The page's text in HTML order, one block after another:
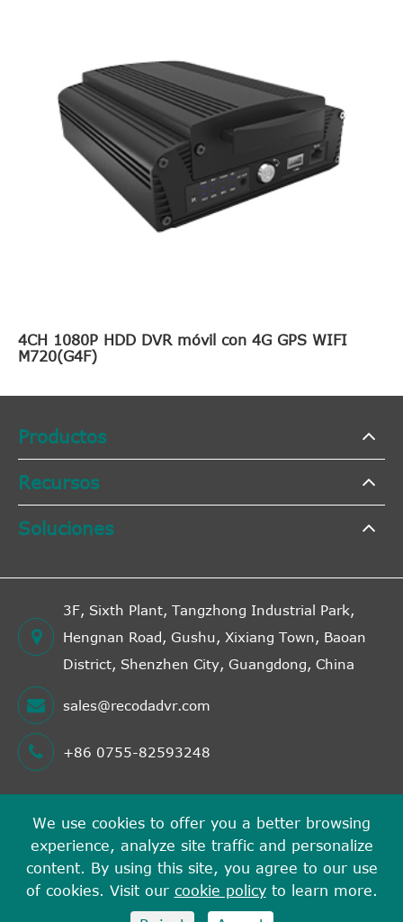
4CH 1080P HDD DVR móvil con 4G GPS WIFI
M720(G4F)
Productos
Recursos
Soluciones
3F, Sixth Plant, Tangzhong Industrial Park,
Hengnan Road, Gushu, Xixiang Town, Baoan
District, Shenzhen City, Guangdong, China
sales@recodadvr.com
+86 0755-82593248
Derechos DE AUTOR©
Shenzhen RECODA Technologies LimitedTodos los
derechos reservados.
We use cookies to offer you a better browsing
experience, analyze site traffic and personalize
content. By using this site, you agree to our use
of cookies. Visit our cookie policyto learn more.